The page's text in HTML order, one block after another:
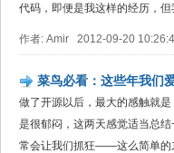
代码，即便是我这样的经历，
作者: Amir 2012-09-20
菜鸟必看：这些年我们
做了开源以后，最大的感触就
是很郁闷，这两天感觉适当总
常会让我们抓狂——这么简单的